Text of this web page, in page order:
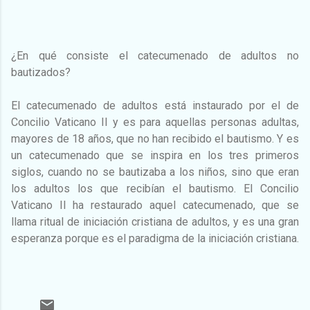
¿En qué consiste el catecumenado de adultos no
bautizados?
El catecumenado de adultos está instaurado por el de
Concilio Vaticano II y es para aquellas personas adultas,
mayores de 18 años, que no han recibido el bautismo. Y es
un catecumenado que se inspira en los tres primeros
siglos, cuando no se bautizaba a los niños, sino que eran
los adultos los que recibían el bautismo. El Concilio
Vaticano II ha restaurado aquel catecumenado, que se
llama ritual de iniciación cristiana de adultos, y es una gran
esperanza porque es el paradigma de la iniciación cristiana.